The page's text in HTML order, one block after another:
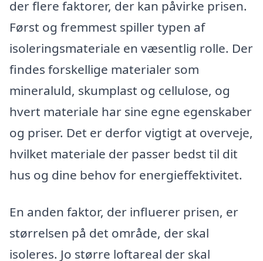
der flere faktorer, der kan påvirke prisen.
Først og fremmest spiller typen af
isoleringsmateriale en væsentlig rolle. Der
findes forskellige materialer som
mineraluld, skumplast og cellulose, og
hvert materiale har sine egne egenskaber
og priser. Det er derfor vigtigt at overveje,
hvilket materiale der passer bedst til dit
hus og dine behov for energieffektivitet.
En anden faktor, der influerer prisen, er
størrelsen på det område, der skal
isoleres. Jo større loftareal der skal